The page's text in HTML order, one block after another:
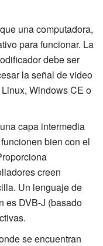
una computadora,
para funcionar. La
debe ser
la señal de video
Windows CE o
capa intermedia
bien con el
creen
Un lenguaje de
es DVB-J (basado
se encuentran